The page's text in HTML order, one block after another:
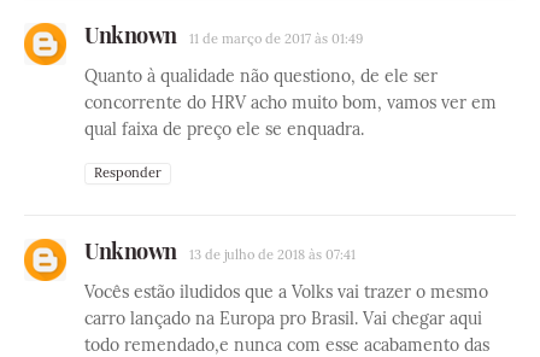
Unknown 11 de março de 2017 às 01:49
Quanto à qualidade não questiono, de ele ser
concorrente do HRV acho muito bom, vamos ver em
qual faixa de preço ele se enquadra.
Responder
Unknown 13 de julho de 2018 às 07:41
Vocês estão iludidos que a Volks vai trazer o mesmo
carro lançado na Europa pro Brasil. Vai chegar aqui
todo remendado,e nunca com esse acabamento das